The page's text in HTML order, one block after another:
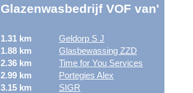
Glazenwasbedrijf VOF van'
1.31 km
Geldorp S J
1.88 km
Glasbewassing ZZD
2.36 km
Time for You Services
2.99 km
Portegies Alex
3.15 km
SIGR